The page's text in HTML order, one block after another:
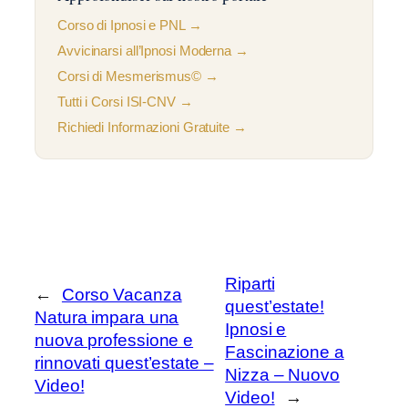
Corso di Ipnosi e PNL →
Avvicinarsi all’Ipnosi Moderna →
Corsi di Mesmerismus© →
Tutti i Corsi ISI-CNV →
Richiedi Informazioni Gratuite →
←
Corso Vacanza
Natura impara una
nuova professione e
rinnovati quest’estate –
Video!
Riparti
quest’estate!
Ipnosi e
Fascinazione a
Nizza – Nuovo
Video!
→